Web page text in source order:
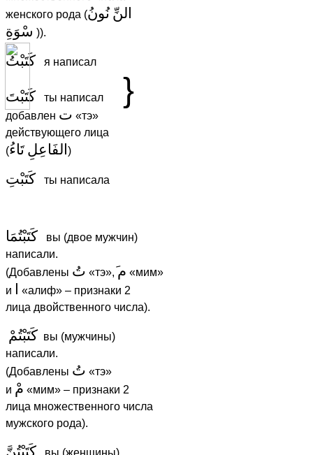
женского рода (نُونُ النِّ
سْوَةِ )).
كَتَبْتُ я написал
كَتَبْتَ ты написал }
добавлен ت «тэ»
действующего лица
(تَاءُ الفَاعِلِ )
كَتَبْتِ ты написала
كَتَبْتُمَا вы (двое мужчин)
написали.
(Добавлены تُ «тэ», م «мим»
и
«алиф» – признаки 2
лица двойственного числа).
كَتَبْتُمْ вы (мужчины)
написали.
(Добавлены تُ «тэ»
и مْ «мим» – признаки 2
лица множественного числа
мужского рода).